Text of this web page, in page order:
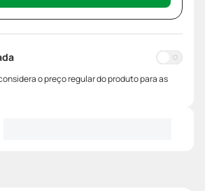
o preço regular do produto para as